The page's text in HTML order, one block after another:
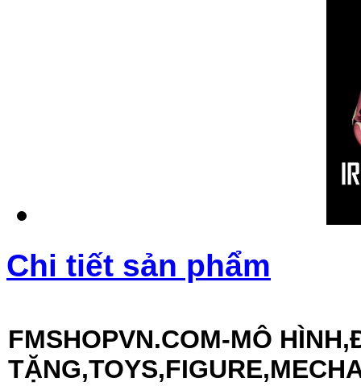
Chi tiết sản phẩm
FMSHOPVN.COM-MÔ